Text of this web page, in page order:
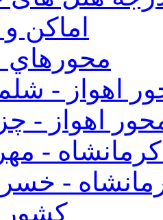
اماکن
اهواز -
اهواز -
-
-
كشور